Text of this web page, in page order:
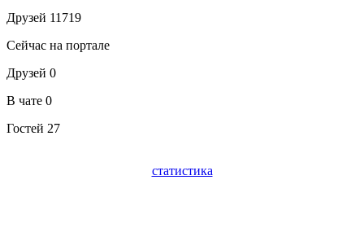
Друзей 11719
Сейчас на портале
Друзей 0
В чате 0
Гостей 27
статистика